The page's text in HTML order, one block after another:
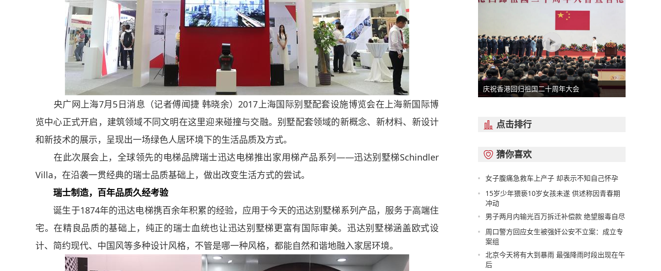
央广网上海7月5日消息（记者傅闻捷 韩晓余）2017上海国际别墅配套设施博览会在上海新国际博
览中心正式开启，建筑领域不同文明在这里迎来碰撞与交融。别墅配套领域的新概念、新材料、新设计
和新技术的展示，呈现出一场绿色人居环境下的生活品质及方式。
在此次展会上，全球领先的电梯品牌瑞士迅达电梯推出家用梯产品系列——迅达别墅梯Schindler
Villa，在沿袭一贯经典的瑞士品质基础上，做出改变生活方式的尝试。
瑞士制造，百年品质久经考验
诞生于1874年的迅达电梯携百余年积累的经验，应用于今天的迅达别墅梯系列产品，服务于高端住
宅。在精良品质的基础上，纯正的瑞士血统也让迅达别墅梯更富有国际审美。迅达别墅梯涵盖欧式设
计、简约现代、中国风等多种设计风格，不管是哪一种风格，都能自然和谐地融入家居环境。
庆祝香港回归祖国二十周年大会
 点击排行
 猜你喜欢
女子腹痛急救车上产子 却表示不知自己怀孕
15岁少年猥亵10岁女孩未遂 供述称因青春期
冲动
男子两月内输光百万拆迁补偿款 绝望服毒自尽
周口警方回应女生被强奸公安不立案：成立专
案组
北京今天将有大到暴雨 最强降雨时段出现在午
后